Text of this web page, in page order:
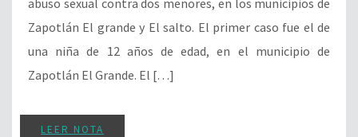
Zapotlán El grande y El salto. El primer caso fue el de
una niña de 12 años de edad, en el municipio de
Zapotlán El Grande. El […]
LEER NOTA